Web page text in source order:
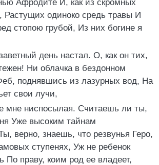
Афродите И, как из скромных
Растущих одиноко средь травы И
стопою грубой, Из них богине я
день настал. О, как он тих,
Ни облачка в бездонном
поднявшись из лазурных вод, На
свои лучи,
мне ниспосылая. Считаешь ли ты,
Уже высоким тайнам
верно, знаешь, что резвунья Геро,
ступенях, Уж не ребенок
По праву, коим род ее владеет,